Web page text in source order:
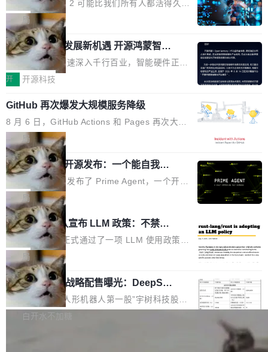
Agency年度合辑的观察指出,“产品”这个离消费
者最近的载体,在整个品牌营销层面的权重显著变
高了。全域营销服务商的竞争正在从规模转向深
度,案例厚度、全域覆盖、多线协同...
破的事实。 Jordan 随后补充了一句软化声明：
「我不认为这些会议上大部分论文都在过度宣传
或造假。问题是，作为读者，如果你筛选出那些
看起来最令人兴奋的论文，那它们大部分都是过
度宣传的。」 这才是真正的痛点。不是所有论文
都有问题，是最吸引眼球的那批论文最有问题。
他引用的帖子来自 Mathew Shen，一位 ICLR 2
026 的读者：「看了篇 ...
Flash Attention 2 可能比我们所有人都活得久。
这句话不是来自某个技术博客，而是出自 Hieu
Pham 的一条推文。Hieu Pham 是谁？他是 xAI
的早期工程师之一，在 Grok 训练基础设施团队
工作过。近日他在 X 上发了一条帖子，列出了他
认为现代 AI 领域最重要的三个开源项目。 第一
理由很具体。FA 系列不需要解释，但 FA2 是他
认为最重要的一个——复杂度恰到好处，刚好能
驱动你去学 CuTe，但还没被那些"邪恶的" Hopp
er++ 优化所淹没，足够容易修改和适配。 更关
键的是 FA2 的持久性...
局
共商智能硬件发展新机遇 开源鸿蒙智能
硬件开发者日杭州站即将举行
随着万物智联加速深入千行百业，智能硬件正从
单点设备迈向智能化、网联化、协同化发展。作
鸿蒙通过统一技术底座和分布式能力，为不同类
型智能设备的开发、连接与互联提供关键支撑，
也为产业链企业探索产品创新与商业增长打开新
的空间。 8月14日，开源鸿蒙智能硬件开发者日
（OHDD：OpenHarmony Hardware Develope
r Day）将在杭州启航。活动面向智能硬件产业
链企业和开发者，邀请行业专家与资深技术顾
问，围绕开源鸿蒙技术能力、设备适配、芯片适
配、功耗与稳定性调优、兼容性测评及统一互联
等内容展开系统讲解和实战交流，帮助企业进一
步了解开源鸿蒙在智能...
开 开源科技
GitHub 再次爆发大规模服务降级
8 月 6 日，GitHub Actions 和 Pages 再次大规
模服务降级，Actions 完全不可用超过 5 小时，
webhook 停发，连自托管 runner 也因调度层故
障无法工作。Pages、Copilot code review、C
opilot coding agent 全部受影响。从检测到完全
恢复，大约 12 小时。 这是 2026 年 8 月的第六
起事故，其中四起与 AI/Copilot 服务相关。 Git
Hub 员工 kdaigle 在 HN 讨论中贴出了一组数
据：2025 年全年 10 亿次 commit。现在，每周
2.75 亿次，全年预计 140 亿次。GitHub...
局
Prime Agent 开源发布：一个能自我改
进的编程 Agent，ARC-AGI 3 超越人类
专家基线
Prime Intellect 发布了 Prime Agent，一个开源
的编程 Agent Harness，核心设计围绕两个抽
象：Recursive Language Model（RLM）和 C
ontinual Harness。在 ARC-AGI 3 基准测试
上，Prime Agent + Opus 5 的组合达到了 95.
5% RHAE Best@1，超过了 ARC 报告的人类专
家基线 95.4%。 不是又一个 coding agent 包装
器 Prime Agent 的架构和市面上大多数 coding
agent 有本质区别。大多数 agent harness 的设
计是基于早期模型的能力—...
局
Rust 项目团队宣布 LLM 政策：不禁
止，但你要承认哪些代码不是你写的
Rust 语言项目正式通过了一项 LLM 使用政策，
覆盖 rust-lang/rust 单一仓库的代码贡献。这不
是项目级别的官方立场，目前由五个团队采纳，
但它可能是主流开源项目中关于 AI 辅助贡献最
细致的一份规则。 政策的核心只有一句话：LLM
可以用来分析、提炼、审阅、建议，但不能用来
局
宇树科技 IPO 战略配售曝光：DeepSe
ek 获配 93.3 万股，锁定 36 个月
8月6日晚间，“人形机器人第一股”宇树科技股份
有限公司披露IPO发行价格及战略配售结果，杭
白开水不加糖